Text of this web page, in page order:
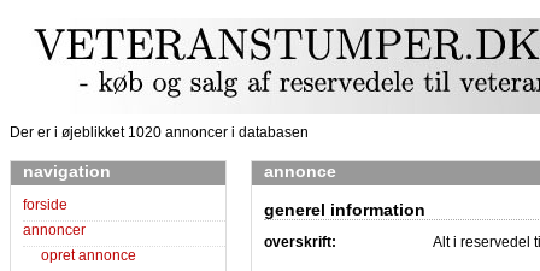
Der er i øjeblikket 1020 annoncer i databasen
navigation
forside
annoncer
opret annonce
annonce
generel information
overskrift: Alt i reservedel